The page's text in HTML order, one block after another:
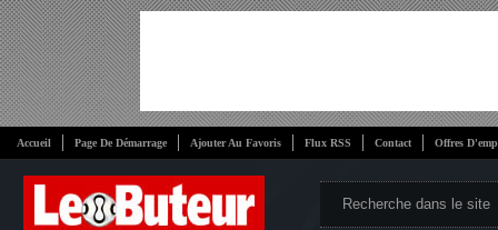
Accueil Page De Démarrage Ajouter Au Favoris Flux RSS Contact Offres